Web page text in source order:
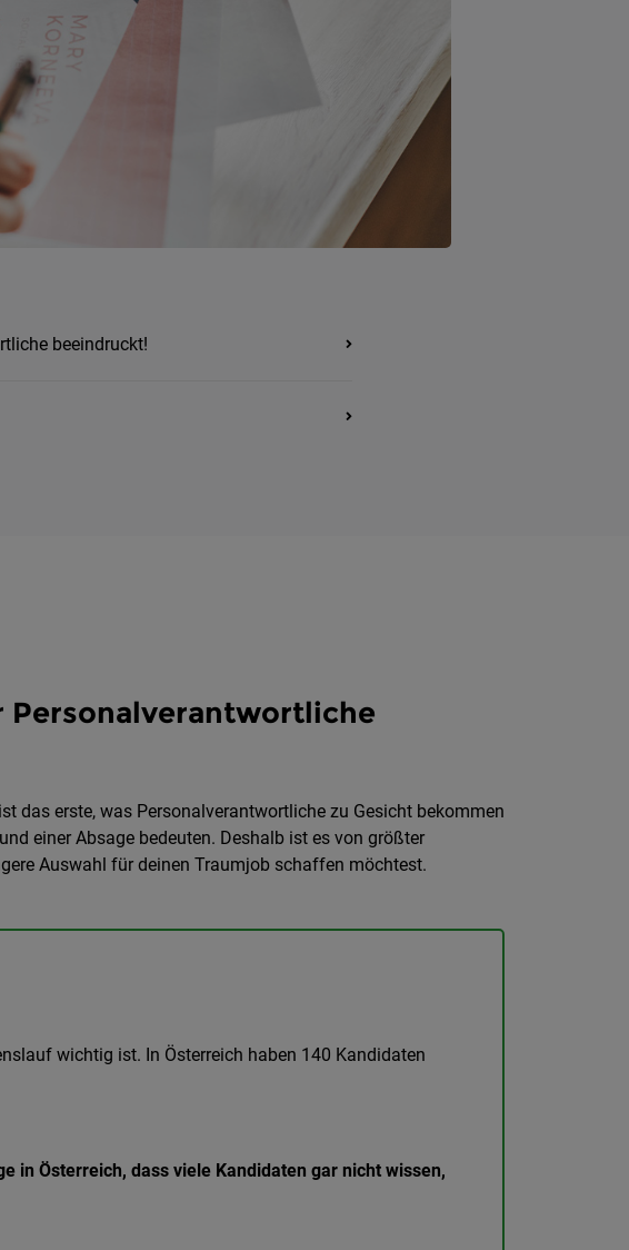
beeindruckt!
Personalverantwortliche
das erste, was Personalverantwortliche zu Gesicht bekommen
einer Absage bedeuten. Deshalb ist es von größter
Auswahl für deinen Traumjob schaffen möchtest.
wichtig ist. In Österreich haben 140 Kandidaten
in Österreich, dass viele Kandidaten gar nicht wissen,